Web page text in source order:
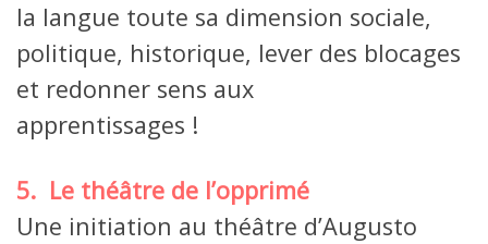
la langue toute sa dimension sociale,
politique, historique, lever des blocages
et redonner sens aux
apprentissages !
5. Le théâtre de l’opprimé
Une initiation au théâtre d’Augusto